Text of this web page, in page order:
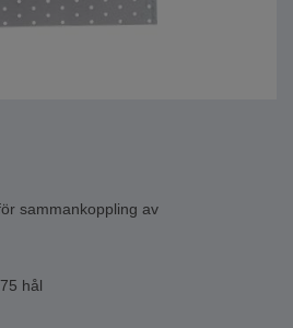
sammankoppling av
hål